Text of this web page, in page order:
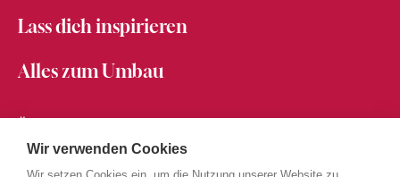
Lass dich inspirieren
Alles zum Umbau
Karriere im Messepark
Partner werden
Wir verwenden Cookies